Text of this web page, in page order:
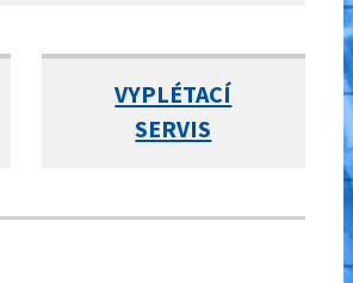
VYPLÉTACÍ
SERVIS